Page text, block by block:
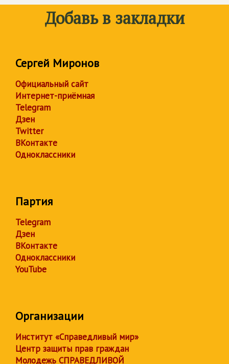
Добавь в закладки
Сергей Миронов
Официальный сайт
Интернет-приёмная
Telegram
Дзен
Twitter
ВКонтакте
Одноклассники
Партия
Telegram
Дзен
ВКонтакте
Одноклассники
YouTube
Организации
Институт «Справедливый мир»
Центр защиты прав граждан
Молодежь СПРАВЕДЛИВОЙ